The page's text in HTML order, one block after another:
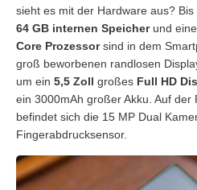
sieht es mit der Hardware aus? Bis
64 GB internen Speicherund
Core Prozessorsind in dem
groß beworbenen randlosen
um ein 5,5 Zoll großes Full HD
ein 3000mAh großer Akku. Auf der
befindet sich die 15 MP Dual
Fingerabdrucksensor.